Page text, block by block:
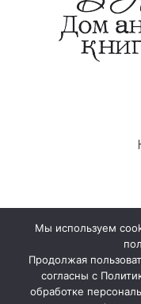
125009, г.
Мы используем
Продолжая
согласны с
обработке